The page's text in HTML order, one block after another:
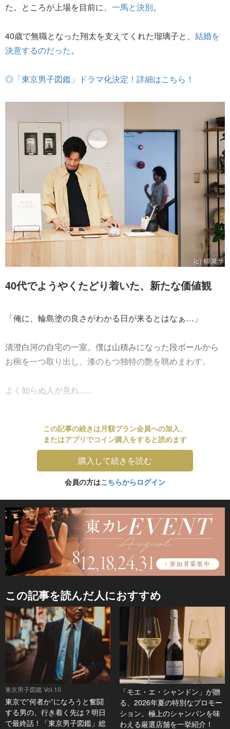
た。ところが上場を目前に、 一馬と決別。
40歳で無職となった翔太を支えてくれた瑠璃子と、 結婚を
決意するのだった。
◎「東京男子図鑑」ドラマ化決定！詳細はこちら！
40代でようやくたどり着いた、新たな価値観
「俺に、輪島塗の良さがわかる日が来るとはなぁ…」
清澄白河の自宅の一室。僕は山積みになった段ボールから
お椀を一つ取り出し、漆のもつ独特の艶を眺めまわす。
よく知らぬ人が見れ......
この記事の続きは月額プラン会員への加入、
またはアプリでコイン購入をすると読めます
購入して続きを読む
会員の方はこちらからログイン
この記事を読んだ人におすすめ
東京男子図鑑 Vol.10
東京で”何者か”になろうと奮闘
する男の、行き着く先は？明日
で最終話！「東京男子図鑑」総
「モエ・エ・シャンドン」が贈
る、2026年夏の特別なプロモー
ション。極上のシャンパンを味
わえる厳選店舗を一挙紹介！